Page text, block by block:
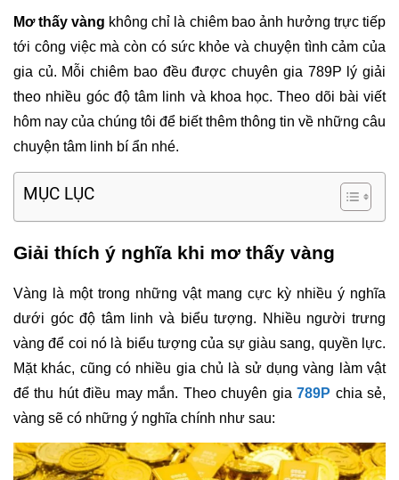
Mơ thấy vàng không chỉ là chiêm bao ảnh hưởng trực tiếp
tới công việc mà còn có sức khỏe và chuyện tình cảm của
gia củ. Mỗi chiêm bao đều được chuyên gia 789P lý giải
theo nhiều góc độ tâm linh và khoa học. Theo dõi bài viết
hôm nay của chúng tôi để biết thêm thông tin về những câu
chuyện tâm linh bí ẩn nhé.
MỤC LỤC
Giải thích ý nghĩa khi mơ thấy vàng
Vàng là một trong những vật mang cực kỳ nhiều ý nghĩa
dưới góc độ tâm linh và biểu tượng. Nhiều người trưng
vàng để coi nó là biểu tượng của sự giàu sang, quyền lực.
Mặt khác, cũng có nhiều gia chủ là sử dụng vàng làm vật
để thu hút điều may mắn. Theo chuyên gia 789P chia sẻ,
vàng sẽ có những ý nghĩa chính như sau: